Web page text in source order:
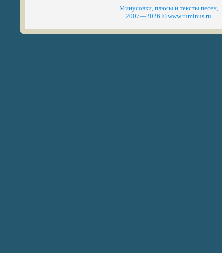
Минусовки, плюсы и тексты песен,
2007—2026 © www.ruminus.ru